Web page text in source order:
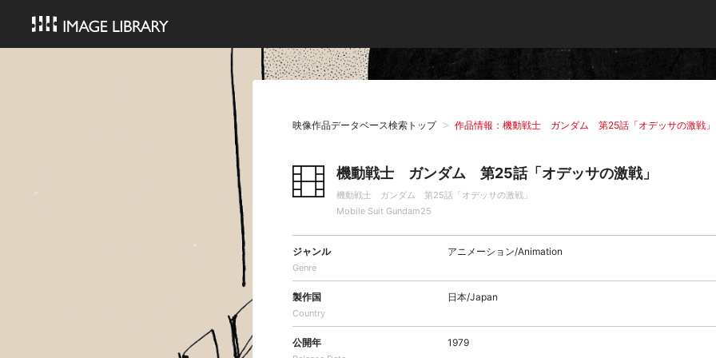
映像作品データベース検索トップ 作品情報：機動戦士 ガンダム 第25話「オデッサの激戦」
機動戦士 ガンダム 第25話「オデッサの激戦」
機動戦士 ガンダム 第25話「オデッサの激戦」
Mobile Suit Gundam25
ジャンル
Genre
アニメーション/Animation
製作国
Country
日本/Japan
公開年 1979